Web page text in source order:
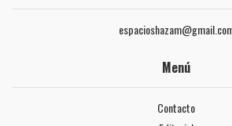
Menú
Contacto